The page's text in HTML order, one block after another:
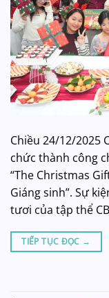
Chiều 24/12/2025
chức thành công
“The Christmas
Giáng sinh”. Sự
tươi của tập thể
TIẾP TỤC ĐỌC →